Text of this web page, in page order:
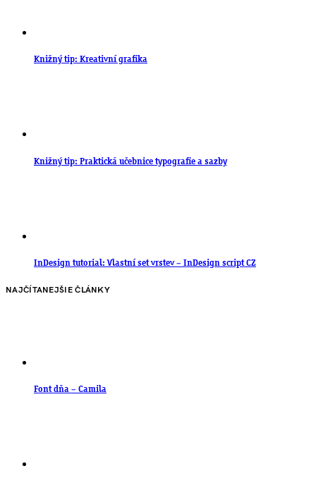
Knižný tip: Kreativní grafika
Knižný tip: Praktická učebnice typografie a sazby
InDesign tutorial: Vlastní set vrstev – InDesign script CZ
NAJČÍTANEJŠIE ČLÁNKY
Font dňa – Camila